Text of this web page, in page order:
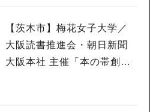
【茨木市】梅花女子大学／
大阪読書推進会・朝日新聞
大阪本社 主催「本の帯創作